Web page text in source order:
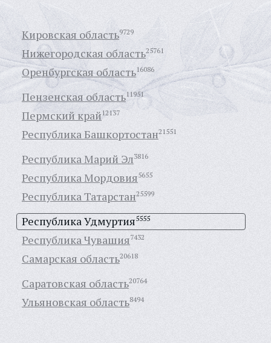
Кировская область9729
Нижегородская область25761
Оренбургская область16086
Пензенская область11951
Пермский край 12137
Республика Башкортостан21551
Республика Марий Эл3816
Республика Мордовия5655
Республика Татарстан25599
Республика Удмуртия5555
Республика Чувашия7432
Самарская область20618
Саратовская область20764
Ульяновская область8494